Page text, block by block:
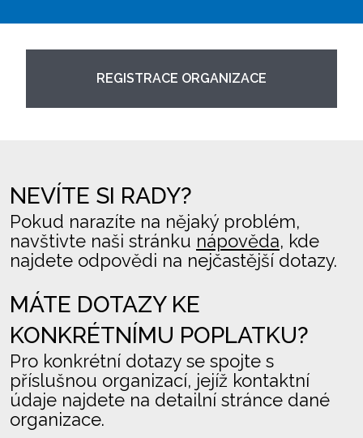
REGISTRACE ORGANIZACE
NEVÍTE SI RADY?
Pokud narazíte na nějaký problém,
navštivte naši stránku nápověda, kde
najdete odpovědi na nejčastější dotazy.
MÁTE DOTAZY KE
KONKRÉTNÍMU POPLATKU?
Pro konkrétní dotazy se spojte s
příslušnou organizací, jejíž kontaktní
údaje najdete na detailní stránce dané
organizace.